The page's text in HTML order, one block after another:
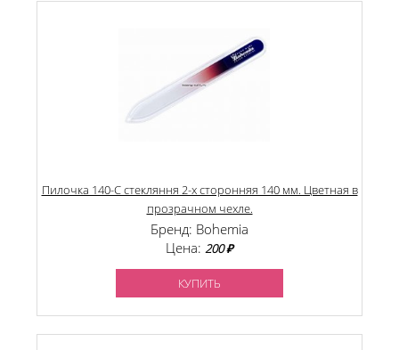
Пилочка 140-C стекляння 2-х сторонняя 140 мм. Цветная в
прозрачном чехле.
Бренд: Bohemia
Цена: 200 ₽
КУПИТЬ